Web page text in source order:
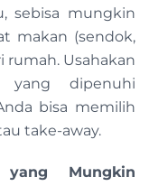
sebisa mungkin
makan (sendok,
rumah. Usahakan
yang dipenuhi
bisa memilih
take-away.
Mungkin